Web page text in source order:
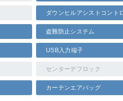
ダウンヒルアシストコント
盗難防止システム
USB入力端子
センターデフロック
カーテンエアバッグ